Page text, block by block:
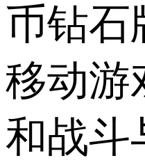
币钻石
移动游
和战斗